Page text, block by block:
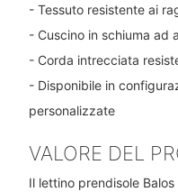
- Tessuto resistente ai
- Cuscino in schiuma ad
- Corda intrecciata
- Disponibile in
personalizzate
VALORE DEL
Il lettino prendisole